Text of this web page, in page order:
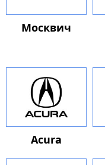
Москвич
Acura